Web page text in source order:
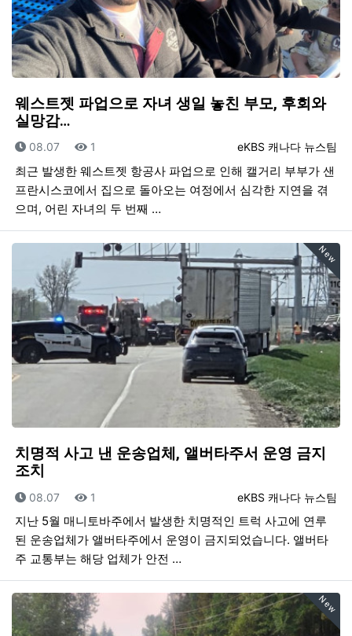
웨스트젯 파업으로 자녀 생일 놓친 부모, 후회와
실망감…
등록자
eKBS 캐나다 뉴스팀
등록일
08.07 조회
1
최근 발생한 웨스트젯 항공사 파업으로 인해 캘거리 부부가 샌
프란시스코에서 집으로 돌아오는 여정에서 심각한 지연을 겪
으며, 어린 자녀의 두 번째 …
New
치명적 사고 낸 운송업체, 앨버타주서 운영 금지
조치
등록자
eKBS 캐나다 뉴스팀
등록일
08.07 조회
1
지난 5월 매니토바주에서 발생한 치명적인 트럭 사고에 연루
된 운송업체가 앨버타주에서 운영이 금지되었습니다. 앨버타
주 교통부는 해당 업체가 안전 …
New